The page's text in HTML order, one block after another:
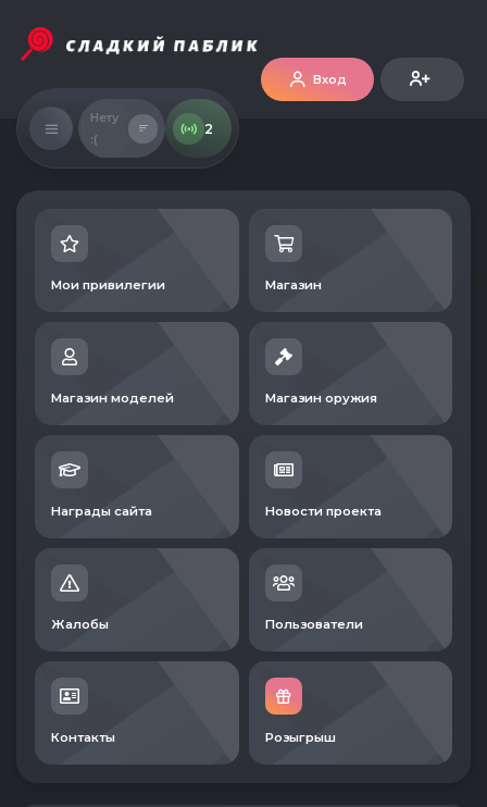
Вход
Нету
:(
2
Мои привилегии Магазин
Магазин моделей Магазин оружия
Награды сайта Новости проекта
Жалобы Пользователи
Контакты Розыгрыш